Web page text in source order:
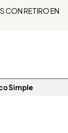
CON RETIRO EN
Simple